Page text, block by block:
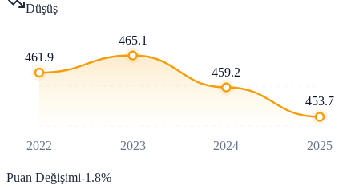
Düşüş
461.9
2022
465.1
2023
459.2
2024
453.7
2025
Puan Değişimi-1.8%